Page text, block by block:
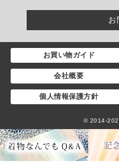
お
お買い物ガイド
会社概要
個人情報保護方針
© 2014-